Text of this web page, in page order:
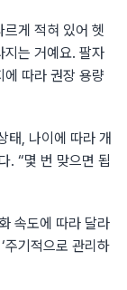
게 적혀 있어 헷
지는 거예요. 팔자
에 따라 권장 용량
태, 나이에 따라 개
. “몇 번 맞으면 됩
속도에 따라 달라
주기적으로 관리하